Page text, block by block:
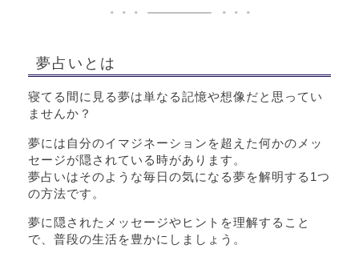
夢占いとは
寝てる間に見る夢は単なる記憶や想像だと思ってい
ませんか？
夢には自分のイマジネーションを超えた何かのメッ
セージが隠されている時があります。
夢占いはそのような毎日の気になる夢を解明する1つ
の方法です。
夢に隠されたメッセージやヒントを理解すること
で、普段の生活を豊かにしましょう。